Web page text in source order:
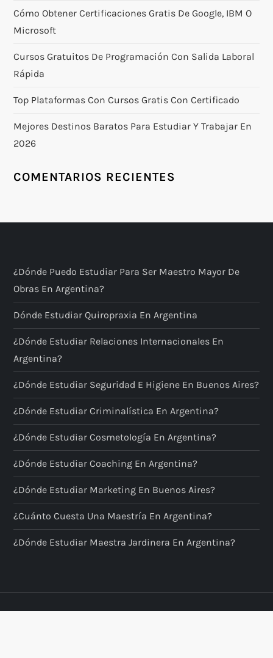
n
e
e
n
r
a
a
s
Cómo Obtener Certificaciones Gratis De Google, IBM O
Microsoft
Cursos Gratuitos De Programación Con Salida Laboral
Rápida
Top Plataformas Con Cursos Gratis Con Certificado
Mejores Destinos Baratos Para Estudiar Y Trabajar En
2026
COMENTARIOS RECIENTES
¿Dónde Puedo Estudiar Para Ser Maestro Mayor De
Obras En Argentina?
Dónde Estudiar Quiropraxia En Argentina
¿Dónde Estudiar Relaciones Internacionales En
Argentina?
¿Dónde Estudiar Seguridad E Higiene En Buenos Aires?
¿Dónde Estudiar Criminalística En Argentina?
¿Dónde Estudiar Cosmetología En Argentina?
¿Dónde Estudiar Coaching En Argentina?
¿Dónde Estudiar Marketing En Buenos Aires?
¿Cuánto Cuesta Una Maestría En Argentina?
¿Dónde Estudiar Maestra Jardinera En Argentina?